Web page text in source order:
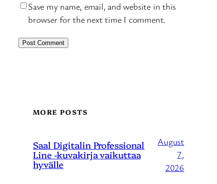
Save my name, email, and website in this
browser for the next time I comment.
MORE POSTS
Saal Digitalin Professional
Line -kuvakirja vaikuttaa
hyvälle
August
7,
2026